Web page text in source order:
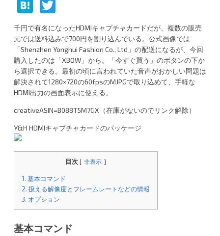
H
at
e
n
a
w
itt
er
千円で有名になったHDMIキャプチャカードだが、複数の販売
元では送料込みで700円を割り込んでいる。公式画像では
「Shenzhen Yonghui Fashion Co., Ltd」の配送になるが、今回
購入したのは「XBOW」から。「今すぐ買う」のボタンの下か
ら選択できる。最初の頃に言われていた音声がおかしい問題は
解決されて1280×720の60fpsのMJPGで取り込めて、手軽な
HDMI出力の画面表示に使える。
creativeASIN=B088T5M7GX（在庫がないのでリンク解除）
Y&H HDMIキャプチャカードのパッケージ
目次 [ 非表示 ]
1. 基本コマンド
2. 扱える解像度とフレームレートなどの情報
3. オプション
基本コマンド